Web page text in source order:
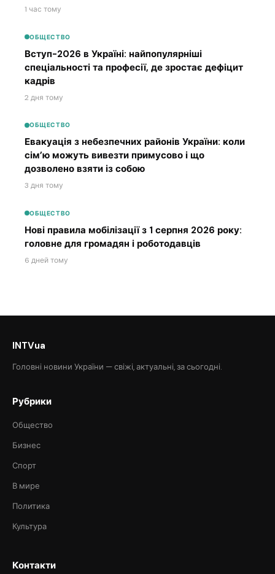
1 час тому
ОБЩЕСТВО
Вступ-2026 в Україні: найпопулярніші
спеціальності та професії, де зростає дефіцит
кадрів
2 дня тому
ОБЩЕСТВО
Евакуація з небезпечних районів України: коли
сім’ю можуть вивезти примусово і що
дозволено взяти із собою
3 дня тому
ОБЩЕСТВО
Нові правила мобілізації з 1 серпня 2026 року:
головне для громадян і роботодавців
6 дней тому
INTVua
Головні новини України — свіжі, актуальні, за сьогодні.
Рубрики
Общество
Бизнес
Спорт
В мире
Политика
Культура
Контакти